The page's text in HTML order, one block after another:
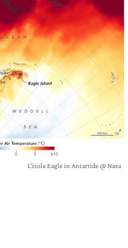
L’isola Eagle in Antartide @ Nasa